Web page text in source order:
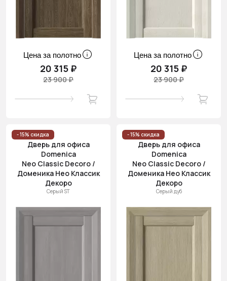
Цена за полотно
20 315 ₽
23 900 ₽
Цена за полотно
20 315 ₽
23 900 ₽
- 15% скидка
Дверь для офиса
Domenica
Neo Classic Decoro /
Доменика Нео Классик
Декоро
Серый ST
- 15% скидка
Дверь для офиса
Domenica
Neo Classic Decoro /
Доменика Нео Классик
Декоро
Серый дуб